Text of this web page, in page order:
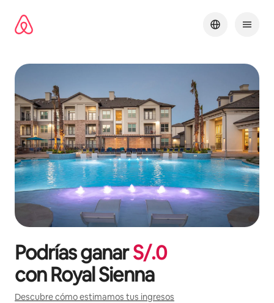
contenido
Podrías ganarS/.0
conRoyal Sienna
Descubre cómo estimamos tus ingresos